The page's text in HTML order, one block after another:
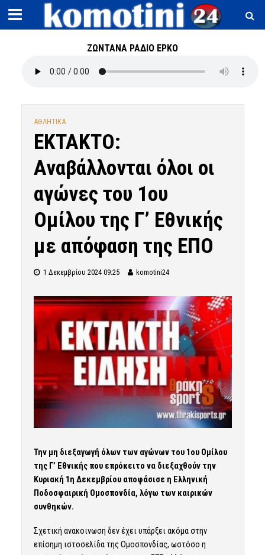
ΖΩΝΤΑΝΑ ΡΑΔΙΟ ΕΡΚΟ
ΑΘΛΗΤΙΚΑ
ΕΚΤΑΚΤΟ:
Αναβάλλονται όλοι οι
αγώνες του 1ου
Ομίλου της Γ’ Εθνικής
με απόφαση της ΕΠΟ
1 Δεκεμβρίου 2024 09:25 komotini24
Την μη διεξαγωγή όλων των αγώνων του 1ου Ομίλου
της Γ’ Εθνικής που επρόκειτο να διεξαχθούν την
Κυριακή 1η Δεκεμβρίου αποφάσισε η Ελληνική
Ποδοσφαιρική Ομοσπονδία, λόγω των καιρικών
συνθηκών.
Σχετική ανακοινωση δεν έχει υπάρξει ακόμα στην
επίσημη ιστοσελίδα της Ομοσπονδίας, ωστόσο η